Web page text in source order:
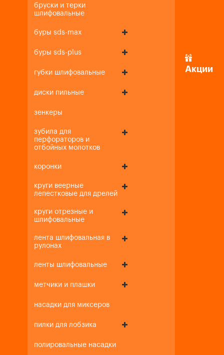
бруски и терки
шлифовальные
буры sds-max
буры sds-plus
губки шлифовальные
диски пильные
зенкеры
зубила для
перфораторов и
отбойных молотков
коронки
круги веерные
лепестковые для дрелей
круги отрезные и
шлифовальные
лента шлифовальная в
рулонах
ленты шлифовальные
метчики и плашки
насадки для миксеров
пилки для лобзика
полировальные насадки
Акции